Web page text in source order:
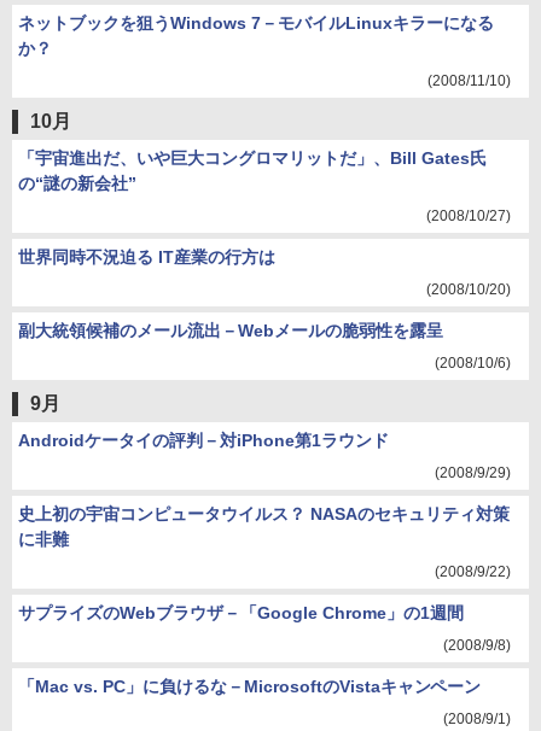
ネットブックを狙うWindows 7－モバイルLinuxキラーになる
か？
(2008/11/10)
10月
「宇宙進出だ、いや巨大コングロマリットだ」、Bill Gates氏
の“謎の新会社”
(2008/10/27)
世界同時不況迫る IT産業の行方は
(2008/10/20)
副大統領候補のメール流出－Webメールの脆弱性を露呈
(2008/10/6)
9月
Androidケータイの評判－対iPhone第1ラウンド
(2008/9/29)
史上初の宇宙コンピュータウイルス？ NASAのセキュリティ対策
に非難
(2008/9/22)
サプライズのWebブラウザ－「Google Chrome」の1週間
(2008/9/8)
「Mac vs. PC」に負けるな－MicrosoftのVistaキャンペーン
(2008/9/1)